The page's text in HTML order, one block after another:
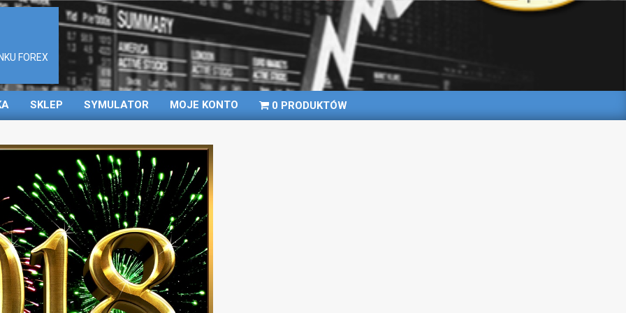
FOREX
Menu
SKLEP SYMULATOR MOJE KONTO 0 PRODUKTÓW